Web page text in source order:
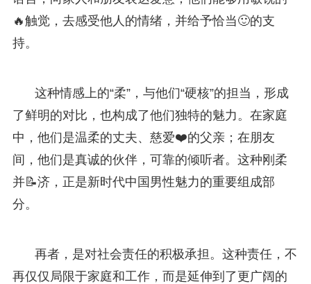
🔥触觉，去感受他人的情绪，并给予恰当🙂的支
持。
这种情感上的“柔”，与他们“硬核”的担当，形成
了鲜明的对比，也构成了他们独特的魅力。在家庭
中，他们是温柔的丈夫、慈爱❤️的父亲；在朋友
间，他们是真诚的伙伴，可靠的倾听者。这种刚柔
并📝济，正是新时代中国男性魅力的重要组成部
分。
再者，是对社会责任的积极承担。这种责任，不
再仅仅局限于家庭和工作，而是延伸到了更广阔的